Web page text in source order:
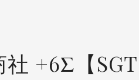
+6Σ【SGT